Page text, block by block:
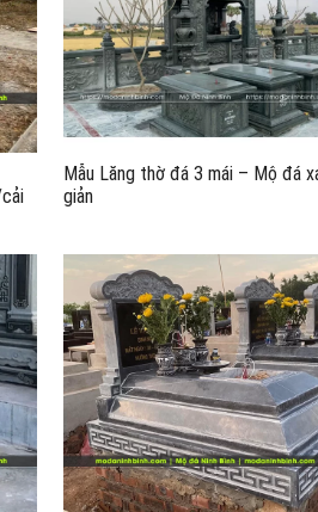
Mẫu Lăng thờ đá 3 mái – Mộ đá
giản